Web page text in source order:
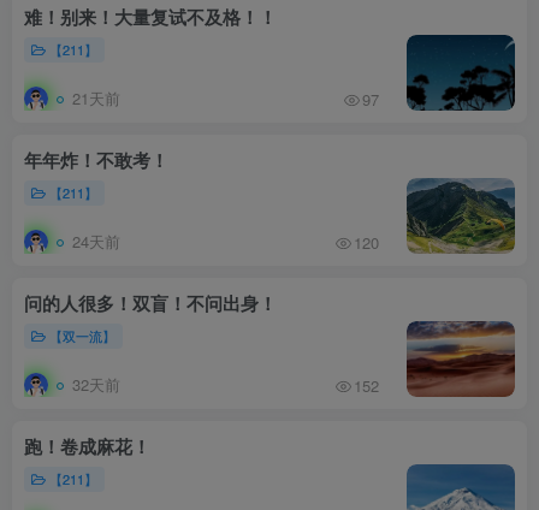
难！别来！大量复试不及格！！
【211】
21天前 97
年年炸！不敢考！
【211】
24天前 120
问的人很多！双盲！不问出身！
【双一流】
32天前 152
跑！卷成麻花！
【211】